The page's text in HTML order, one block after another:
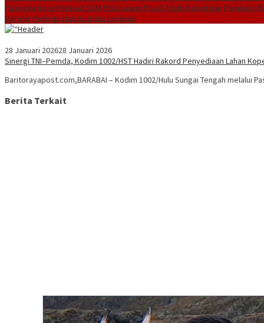
Palangka Raya Perkuat SDM Polri Lewat Pusat Studi Kepolisian Pemkab
Dorong Peningkatan Kualitas Layanan
28 Januari 202628 Januari 2026
Sinergi TNI–Pemda, Kodim 1002/HST Hadiri Rakord Penyediaan Lahan
Baritorayapost.com,BARABAI – Kodim 1002/Hulu Sungai Tengah melalui
Berita Terkait